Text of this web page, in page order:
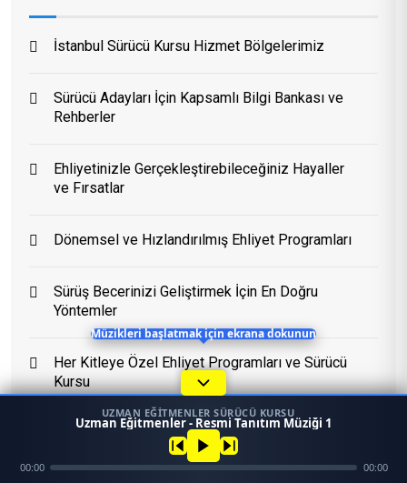
İstanbul Sürücü Kursu Hizmet Bölgelerimiz
Sürücü Adayları İçin Kapsamlı Bilgi Bankası ve
Rehberler
Ehliyetinizle Gerçekleştirebileceğiniz Hayaller
ve Fırsatlar
Dönemsel ve Hızlandırılmış Ehliyet Programları
Sürüş Becerinizi Geliştirmek İçin En Doğru
Yöntemler
Her Kitleye Özel Ehliyet Programları ve Sürücü
Kursu
Ara
1
Konum Mezun
Müzikleri başlatmak için ekrana dokunun
UZMAN EĞITMENLER SÜRÜCÜ KURSU
Uzman Eğitmenler - Resmi Tanıtım Müziği 1
00:00 00:00